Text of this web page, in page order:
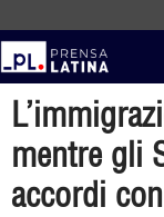
mentre gli
accordi